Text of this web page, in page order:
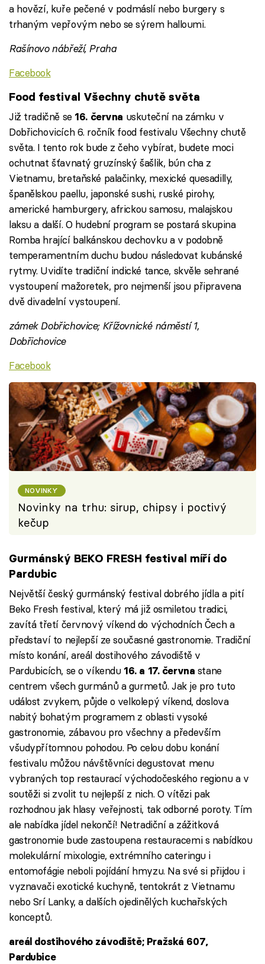
a hovězí, kuře pečené v podmáslí nebo burgery s
trhaným vepřovým nebo se sýrem halloumi.
Rašínovo nábřeží, Praha
Facebook
Food festival Všechny chutě světa
Již tradičně se 16. června uskuteční na zámku v
Dobřichovicích 6. ročník food festivalu Všechny chutě
světa. I tento rok bude z čeho vybírat, budete moci
ochutnat šťavnatý gruzínský šašlik, bún cha z
Vietnamu, bretaňské palačinky, mexické quesadilly,
španělskou paellu, japonské sushi, ruské pirohy,
americké hamburgery, africkou samosu, malajskou
laksu a další. O hudební program se postará skupina
Romba hrající balkánskou dechovku a v podobně
temperamentním duchu budou následovat kubánské
rytmy. Uvidíte tradiční indické tance, skvěle sehrané
vystoupení mažoretek, pro nejmenší jsou připravena
dvě divadelní vystoupení.
zámek Dobřichovice; Křížovnické náměstí 1,
Dobřichovice
Facebook
NOVINKY
Novinky na trhu: sirup, chipsy i poctivý
kečup
Gurmánský BEKO FRESH festival míří do
Pardubic
Největší český gurmánský festival dobrého jídla a pití
Beko Fresh festival, který má již osmiletou tradici,
zavítá třetí červnový víkend do východních Čech a
představí to nejlepší ze současné gastronomie. Tradiční
místo konání, areál dostihového závodiště v
Pardubicích, se o víkendu 16. a 17. června stane
centrem všech gurmánů a gurmetů. Jak je pro tuto
událost zvykem, půjde o velkolepý víkend, doslova
nabitý bohatým programem z oblasti vysoké
gastronomie, zábavou pro všechny a především
všudypřítomnou pohodou. Po celou dobu konání
festivalu můžou návštěvníci degustovat menu
vybraných top restaurací východočeského regionu a v
soutěži si zvolit tu nejlepší z nich. O vítězi pak
rozhodnou jak hlasy veřejnosti, tak odborné poroty. Tím
ale nabídka jídel nekončí! Netradiční a zážitková
gastronomie bude zastoupena restauracemi s nabídkou
molekulární mixologie, extrémního cateringu i
entomofágie neboli pojídání hmyzu. Na své si přijdou i
vyznavači exotické kuchyně, tentokrát z Vietnamu
nebo Srí Lanky, a dalších ojedinělých kuchařských
konceptů.
areál dostihového závodiště; Pražská 607,
Pardubice